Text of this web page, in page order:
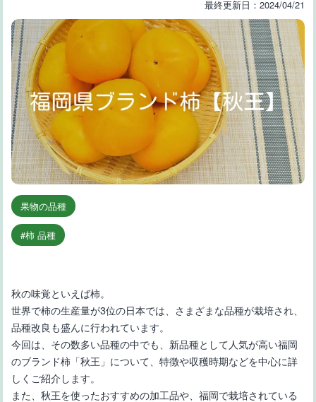
最終更新日：2024/04/21
果物の品種
柿 品種
秋の味覚といえば柿。
世界で柿の生産量が3位の日本では、さまざまな品種が栽培され、
品種改良も盛んに行われています。
今回は、その数多い品種の中でも、新品種として人気が高い福岡
のブランド柿「秋王」について、特徴や収穫時期などを中心に詳
しくご紹介します。
また、秋王を使ったおすすめの加工品や、福岡で栽培されている